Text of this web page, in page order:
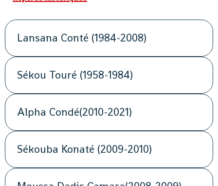
Lansana Conté (1984-2008)
Sékou Touré (1958-1984)
Alpha Condé(2010-2021)
Sékouba Konaté (2009-2010)